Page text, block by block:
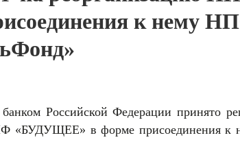
к нему
Российской Федерации принято
«БУДУЩЕЕ» в форме присоединения к